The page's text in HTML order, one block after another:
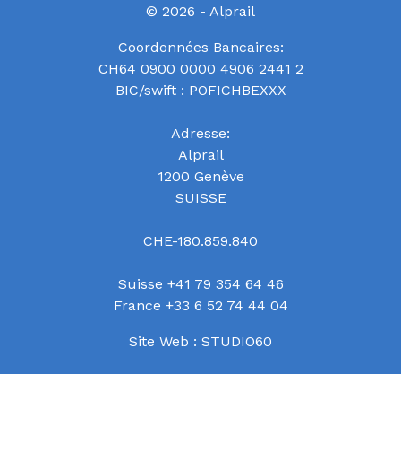
© 2026 - Alprail
Coordonnées Bancaires:
CH64 0900 0000 4906 2441 2
BIC/swift : POFICHBEXXX
Adresse:
Alprail
1200 Genève
SUISSE
CHE-180.859.840
Suisse +41 79 354 64 46
France +33 6 52 74 44 04
Site Web : STUDIO60